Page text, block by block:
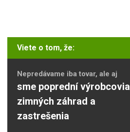
Viete o tom, že:
Nepredávame iba tovar, ale aj
sme poprední výrobcovia
zimných záhrad a
zastrešenia